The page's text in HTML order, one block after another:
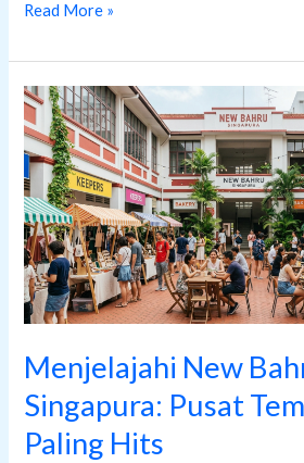
Read More »
Menjelajahi New
Singapura: Pusat
Paling Hits
Menjelajahi
New
Bahru
Singapura:
Pusat
Tempat
Kreatif
Paling
Hits